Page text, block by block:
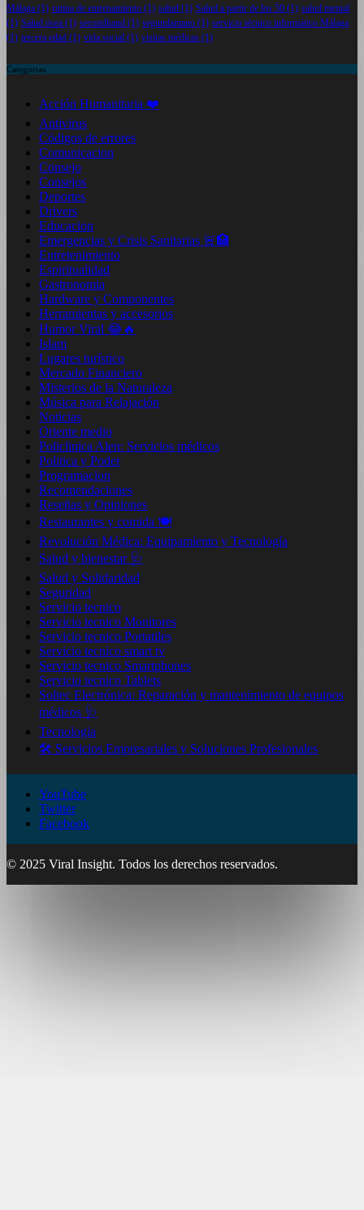
Málaga (1) rutina de entrenamiento (1) salud (1) Salud a partir de los 50 (1) salud mental
(1) Salud ósea (1) secondhand (1) segundamano (1) servicio técnico informático Málaga
(1) tercera edad (1) vida social (1) visitas médicas (1)
Categorias
Acción Humanitaria ❤️
Antivirus
Códigos de errores
Comunicacion
Consejo
Consejos
Deportes
Drivers
Educacion
Emergencias y Crisis Sanitarias 🚨🏥
Entretenimiento
Espiritualidad
Gastronomia
Hardware y Componentes
Herramientas y accesorios
Humor Viral 😂🔥
Islam
Lugares turístico
Mercado Financiero
Misterios de la Naturaleza
Música para Relajación
Noticias
Oriente medio
Policlinica Alen: Servicios médicos
Politica y Poder
Programacion
Recomendaciones
Reseñas y Opiniones
Restaurantes y comida 🍽️
Revolución Médica: Equipamiento y Tecnología
Salud y bienestar 🩺
Salud y Solidaridad
Seguridad
Servicio tecnico
Servicio tecnico Monitores
Servicio tecnico Portatiles
Servicio tecnico smart tv
Servicio tecnico Smartphones
Servicio tecnico Tablets
Soltec Electrónica: Reparación y mantenimiento de equipos
médicos 🩺
Tecnologia
🛠️ Servicios Empresariales y Soluciones Profesionales
YouTube
Twitter
Facebook
© 2025 Viral Insight. Todos los derechos reservados.